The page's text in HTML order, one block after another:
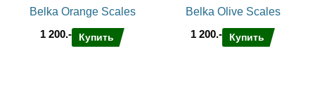
Belka Orange Scales
1 200.-
Купить
Belka Olive Scales
1 200.-
Купить